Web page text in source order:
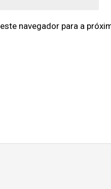
navegador para a